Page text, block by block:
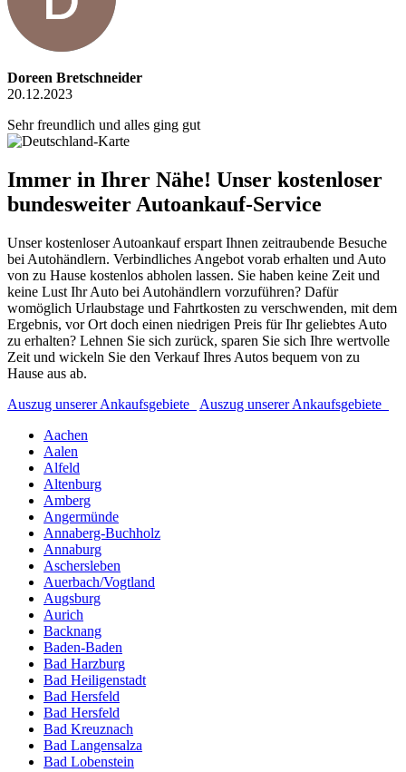
Doreen Bretschneider
20.12.2023
Sehr freundlich und alles ging gut
Immer in Ihrer Nähe! Unser kostenloser
bundesweiter Autoankauf-Service
Unser kostenloser Autoankauf erspart Ihnen zeitraubende Besuche
bei Autohändlern. Verbindliches Angebot vorab erhalten und Auto
von zu Hause kostenlos abholen lassen. Sie haben keine Zeit und
keine Lust Ihr Auto bei Autohändlern vorzuführen? Dafür
womöglich Urlaubstage und Fahrtkosten zu verschwenden, mit dem
Ergebnis, vor Ort doch einen niedrigen Preis für Ihr geliebtes Auto
zu erhalten? Lehnen Sie sich zurück, sparen Sie sich Ihre wertvolle
Zeit und wickeln Sie den Verkauf Ihres Autos bequem von zu
Hause aus ab.
Auszug unserer Ankaufsgebiete
Auszug unserer Ankaufsgebiete
Aachen
Aalen
Alfeld
Altenburg
Amberg
Angermünde
Annaberg-Buchholz
Annaburg
Aschersleben
Auerbach/Vogtland
Augsburg
Aurich
Backnang
Baden-Baden
Bad Harzburg
Bad Heiligenstadt
Bad Hersfeld
Bad Hersfeld
Bad Kreuznach
Bad Langensalza
Bad Lobenstein